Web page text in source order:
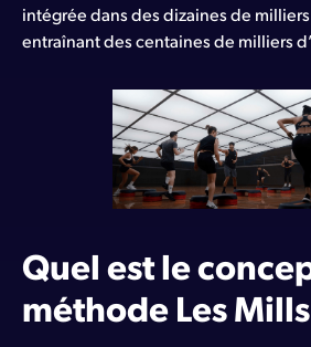
intégrée dans des dizaines de
entraînant des centaines de milliers
Quel est le
méthode Les